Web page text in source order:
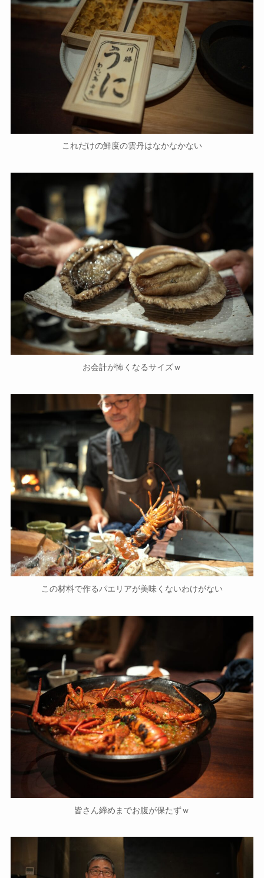
これだけの鮮度の雲丹はなかなかない
お会計が怖くなるサイズｗ
この材料で作るパエリアが美味くないわけがない
皆さん締めまでお腹が保たずｗ